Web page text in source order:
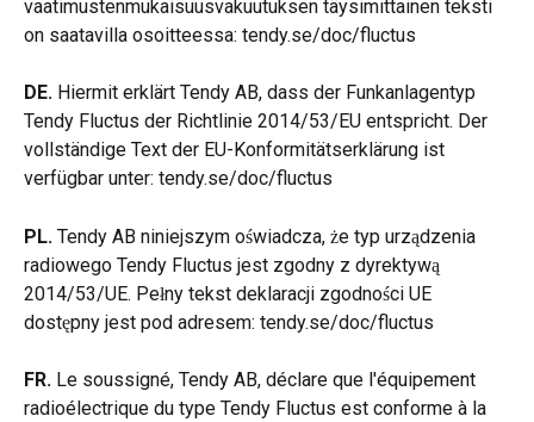
vaatimustenmukaisuusvakuutuksen täysimittainen teksti
on saatavilla osoitteessa: tendy.se/doc/fluctus
DE. Hiermit erklärt Tendy AB, dass der Funkanlagentyp
Tendy Fluctus der Richtlinie 2014/53/EU entspricht. Der
vollständige Text der EU-Konformitätserklärung ist
verfügbar unter: tendy.se/doc/fluctus
PL. Tendy AB niniejszym oświadcza, że typ urządzenia
radiowego Tendy Fluctus jest zgodny z dyrektywą
2014/53/UE. Pełny tekst deklaracji zgodności UE
dostępny jest pod adresem: tendy.se/doc/fluctus
FR. Le soussigné, Tendy AB, déclare que l'équipement
radioélectrique du type Tendy Fluctus est conforme à la